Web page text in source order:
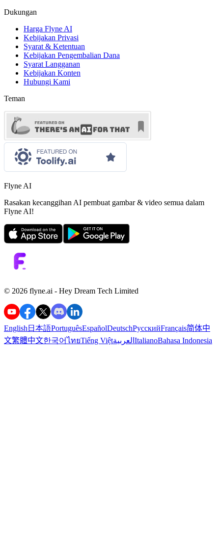
Dukungan
Harga Flyne AI
Kebijakan Privasi
Syarat & Ketentuan
Kebijakan Pengembalian Dana
Syarat Langganan
Kebijakan Konten
Hubungi Kami
Teman
Flyne AI
Rasakan kecanggihan AI pembuat gambar & video semua dalam
Flyne AI!
©️ 2026 flyne.ai - Hey Dream Tech Limited
English 日本語PortuguêsEspañolDeutschРусскийFrançais简体中
文繁體中文한국어ไทยTiếng Việtالعربية ItalianoBahasa Indonesia